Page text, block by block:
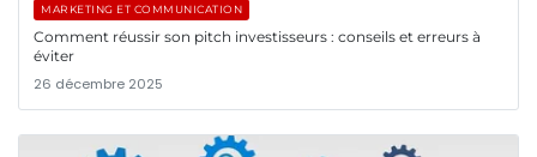
MARKETING ET COMMUNICATION
Comment réussir son pitch investisseurs : conseils et erreurs à
éviter
26 décembre 2025